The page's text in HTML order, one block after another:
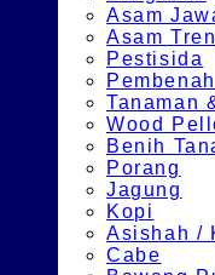
Asam
Asam
Pestisida
Tanaman
Wood
Benih
Porang
Jagung
Kopi
Asishah /
Cabe